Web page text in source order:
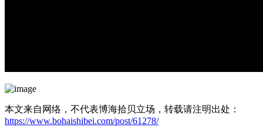
本文来自网络，不代表博海拾贝立场，转载请注明出处：
https://www.bohaishibei.com/post/61278/